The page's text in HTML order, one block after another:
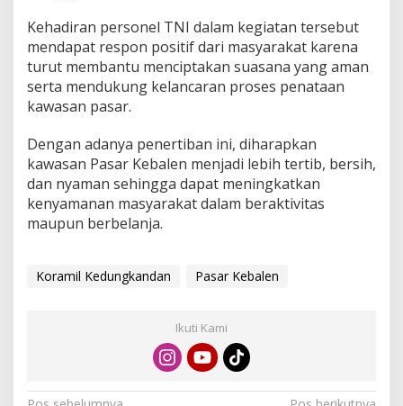
Kehadiran personel TNI dalam kegiatan tersebut
mendapat respon positif dari masyarakat karena
turut membantu menciptakan suasana yang aman
serta mendukung kelancaran proses penataan
kawasan pasar.
Dengan adanya penertiban ini, diharapkan
kawasan Pasar Kebalen menjadi lebih tertib, bersih,
dan nyaman sehingga dapat meningkatkan
kenyamanan masyarakat dalam beraktivitas
maupun berbelanja.
Koramil Kedungkandan Pasar Kebalen
Ikuti Kami